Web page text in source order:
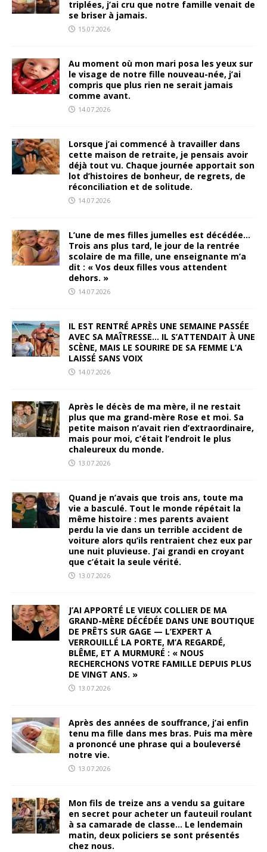
triplées, j’ai cru que notre famille venait de
se briser à jamais.
15.07.2026
Au moment où mon mari posa les yeux sur
le visage de notre fille nouveau-née, j’ai
compris que plus rien ne serait jamais
comme avant.
14.07.2026
Lorsque j’ai commencé à travailler dans
cette maison de retraite, je pensais avoir
déjà tout vu. Chaque journée apportait son
lot d’histoires de bonheur, de regrets, de
réconciliation et de solitude.
14.07.2026
L’une de mes filles jumelles est décédée…
Trois ans plus tard, le jour de la rentrée
scolaire de ma fille, une enseignante m’a
dit : « Vos deux filles vous attendent
dehors. »
14.07.2026
IL EST RENTRÉ APRÈS UNE SEMAINE PASSÉE
AVEC SA MAÎTRESSE… IL S’ATTENDAIT À UNE
SCÈNE, MAIS LE SOURIRE DE SA FEMME L’A
LAISSÉ SANS VOIX
14.07.2026
Après le décès de ma mère, il ne restait
plus que ma grand-mère Rose et moi. Sa
petite maison n’avait rien d’extraordinaire,
mais pour moi, c’était l’endroit le plus
chaleureux du monde.
13.07.2026
Quand je n’avais que trois ans, toute ma
vie a basculé. Tout le monde répétait la
même histoire : mes parents avaient
perdu la vie dans un terrible accident de
voiture alors qu’ils rentraient chez eux par
une nuit pluvieuse. J’ai grandi en croyant
que c’était la seule vérité.
13.07.2026
J’AI APPORTÉ LE VIEUX COLLIER DE MA
GRAND-MÈRE DÉCÉDÉE DANS UNE BOUTIQUE
DE PRÊTS SUR GAGE — L’EXPERT A
VERROUILLÉ LA PORTE, M’A REGARDÉ,
BLÊME, ET A MURMURÉ : « NOUS
RECHERCHONS VOTRE FAMILLE DEPUIS PLUS
DE VINGT ANS. »
13.07.2026
Après des années de souffrance, j’ai enfin
tenu ma fille dans mes bras. Puis ma mère
a prononcé une phrase qui a bouleversé
notre vie.
13.07.2026
Mon fils de treize ans a vendu sa guitare
en secret pour acheter un fauteuil roulant
à sa camarade de classe… Le lendemain
matin, deux policiers se sont présentés
chez nous.